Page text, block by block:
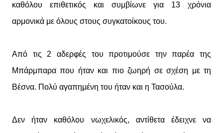
καθόλου επιθετικός και συμβίωνε για 13 χρόνια
αρμονικά με όλους στους συγκατοίκους του.
Από τις 2 αδερφές του προτιμούσε την παρέα της
Μπάρμπαρα που ήταν και πιο ζωηρή σε σχέση με τη
Βέσνα. Πολύ αγαπημένη του ήταν και η Τασούλα.
Δεν ήταν καθόλου νωχελικός, αντίθετα έδειχνε να